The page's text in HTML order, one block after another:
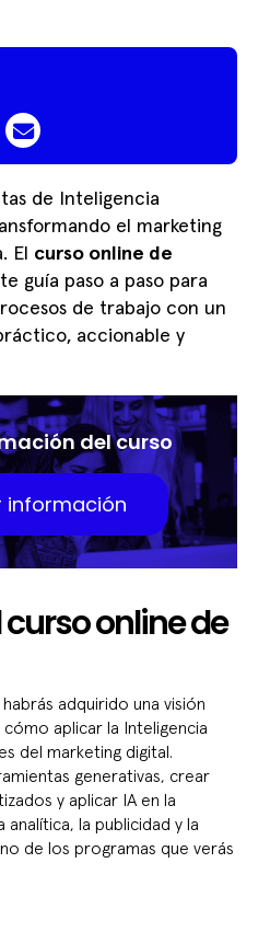
de Inteligencia
el marketing
El curso online de
te guía paso a paso para
de trabajo con un
accionable y
del curso
información
online de
adquirido una visión
aplicar la Inteligencia
del marketing digital.
generativas, crear
y aplicar IA en la
la publicidad y la
de los programas que verás